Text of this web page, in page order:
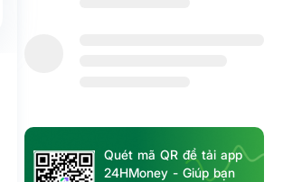
Quét mã QR để tải app
24HMoney - Giúp bạn